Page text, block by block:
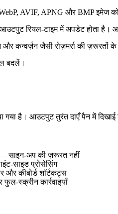
AVIF, APNG और BMP इमेज
रियल‑टाइम में अपडेट होता है।
और कन्वर्ज़न जैसी रोज़मर्रा की
बदलें।
गया है। आउटपुट तुरंत दाएँ पैन में दिखाई
साइन‑अप की ज़रूरत नहीं
प्रोसेसिंग
और कीबोर्ड शॉर्टकट्स
कार्रवाइयाँ